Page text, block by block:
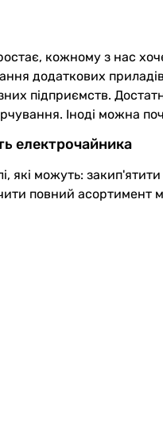
кожному з нас
додаткових
підприємств.
Іноді можна
електрочайника
які можуть:
повний асортимент